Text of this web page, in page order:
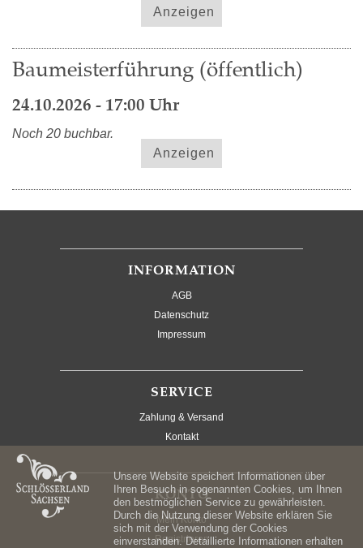
Anzeigen
Baumeisterführung (öffentlich)
24.10.2026 - 17:00 Uhr
Noch 20 buchbar.
Anzeigen
INFORMATION
AGB
Datenschutz
Impressum
SERVICE
Zahlung & Versand
Kontakt
KONTO
Mein Konto
Registrieren
Unsere Website speichert Informationen über
Ihren Besuch in sogenannten Cookies, um Ihnen
den bestmöglichen Service zu gewährleisten.
Durch die Nutzung dieser Website erklären Sie
sich mit der Verwendung der Cookies
einverstanden. Detaillierte Informationen erhalten